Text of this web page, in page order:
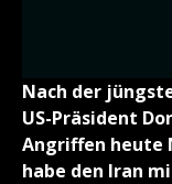
Nach der
US-Präsident
Angriffen heute
habe den Iran